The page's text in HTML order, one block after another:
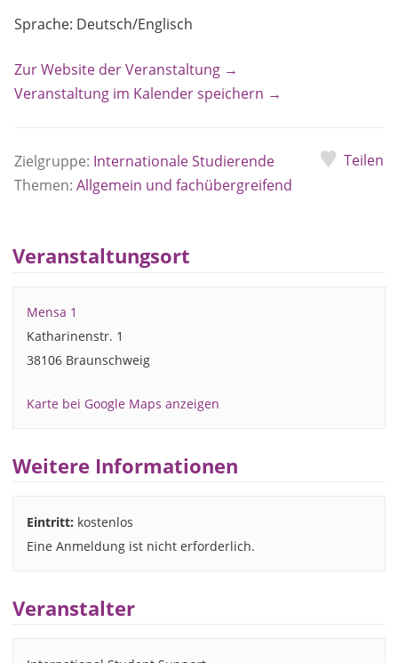
Sprache: Deutsch/Englisch
Zur Website der Veranstaltung →
Veranstaltung im Kalender speichern →
Zielgruppe: Internationale Studierende
Themen: Allgemein und fachübergreifend
Teilen
Veranstaltungsort
Mensa 1
Katharinenstr. 1
38106 Braunschweig
Karte bei Google Maps anzeigen
Weitere Informationen
Eintritt: kostenlos
Eine Anmeldung ist nicht erforderlich.
Veranstalter